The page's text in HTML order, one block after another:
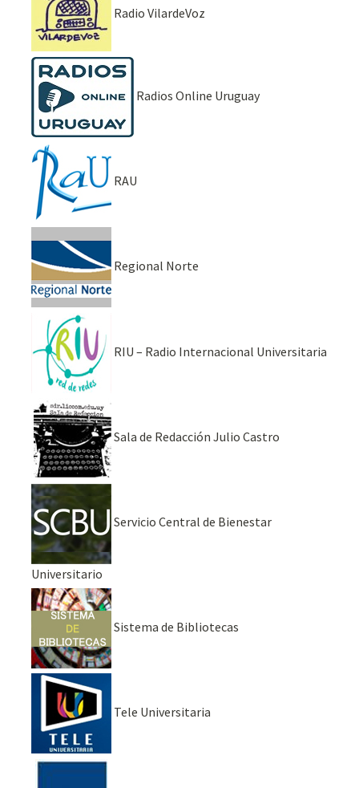
Radio VilardeVoz
Radios Online Uruguay
RAU
Regional Norte
RIU – Radio Internacional Universitaria
Sala de Redacción Julio Castro
Servicio Central de Bienestar
Universitario
Sistema de Bibliotecas
Tele Universitaria